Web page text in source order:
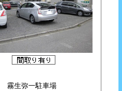
霧生弥一駐車場